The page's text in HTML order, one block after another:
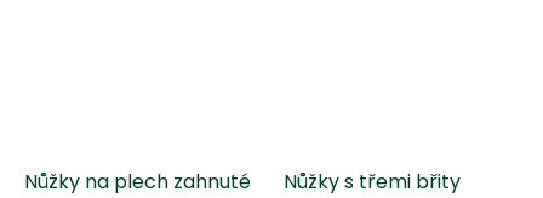
Nůžky na plech zahnuté Nůžky s třemi břity